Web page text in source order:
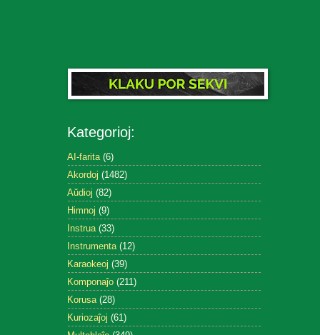
Kategorioj:
AI-farita (6)
Akordoj (1482)
Aŭdioj (82)
Himnoj (9)
Instrua (33)
Instrumenta (12)
Karaokeoj (39)
Komponaĵo (211)
Korusa (28)
Kuriozaĵoj (61)